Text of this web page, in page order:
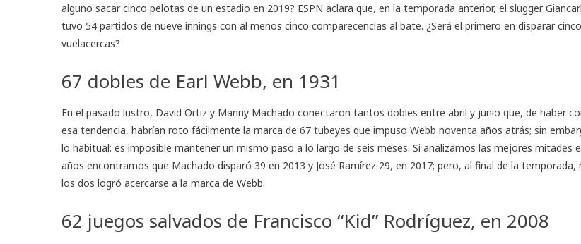
alguno sacar cinco pelotas de un estadio en 2019? ESPN aclara que, en la temporada anterior, el slugger
tuvo 54 partidos de nueve innings con al menos cinco comparecencias al bate. ¿Será el primero en disparar cinco
vuelacercas?
67 dobles de Earl Webb, en 1931
En el pasado lustro, David Ortiz y Manny Machado conectaron tantos dobles entre abril y junio que, de haber
esa tendencia, habrían roto fácilmente la marca de 67 tubeyes que impuso Webb noventa años atrás; sin
lo habitual: es imposible mantener un mismo paso a lo largo de seis meses. Si analizamos las mejores mitades
años encontramos que Machado disparó 39 en 2013 y José Ramírez 29, en 2017; pero, al final de la temporada,
los dos logró acercarse a la marca de Webb.
62 juegos salvados de Francisco “Kid” Rodríguez, en 2008